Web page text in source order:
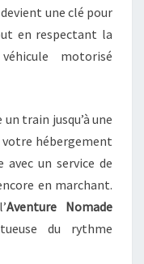
une clé pour
en respectant la
motorisé
train jusqu’à une
votre hébergement
un service de
en marchant.
Aventure Nomade
du rythme